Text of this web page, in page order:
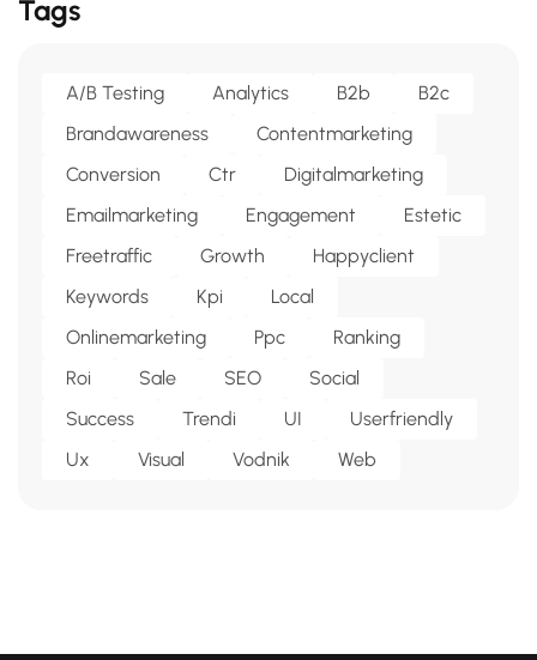
Tags
A/b Testing Analytics B2b
B2c
Brandawareness
Contentmarketing
Conversion
Ctr
Digitalmarketing
Emailmarketing
Engagement
Estetic
Freetraffic
Growth
Happyclient
Keywords
Kpi
Local
Onlinemarketing
Ppc
Ranking
Roi
Sale SEO
Social
Success
Trendi UI
Userfriendly
Ux
Visual Vodnik Web